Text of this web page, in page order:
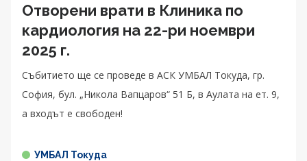
Отворени врати в Клиника по
кардиология на 22-ри ноември
2025 г.
Събитието ще се проведе в АСК УМБАЛ Токуда, гр.
София, бул. „Никола Вапцаров“ 51 Б, в Аулата на ет. 9,
а входът е свободен!
УМБАЛ Токуда